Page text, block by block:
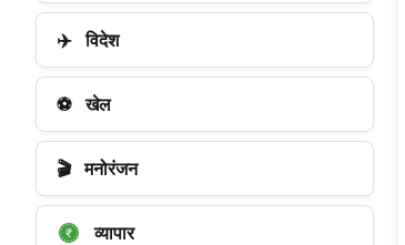
✈️ विदेश
⚽ खेल
🎬 मनोरंजन
व्यापार